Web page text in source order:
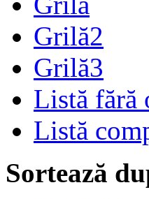
Grilă2
Grilă3
Listă fără
Listă
Sortează